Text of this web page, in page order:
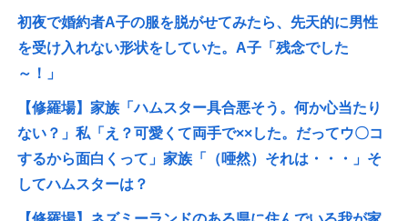
初夜で婚約者A子の服を脱がせてみたら、先天的に男性
を受け入れない形状をしていた。A子「残念でした
～！」
【修羅場】家族「ハムスター具合悪そう。何か心当たり
ない？」私「え？可愛くて両手で××した。だってウ〇コ
するから面白くって」家族「（唖然）それは・・・」そ
してハムスターは？